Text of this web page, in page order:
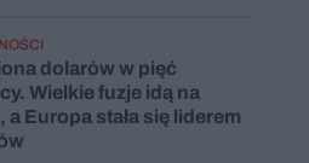
dolarów w pięć
Wielkie fuzje idą na
a Europa stała się liderem